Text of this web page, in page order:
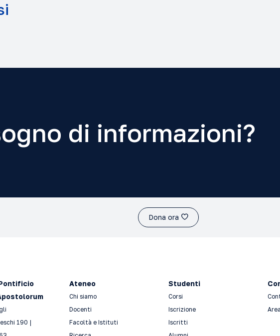
di informazioni?
Dona ora
190 |
Ateneo
Chi siamo
Docenti
Facoltà e Istituti
Studenti
Corsi
Iscrizione
Iscritti